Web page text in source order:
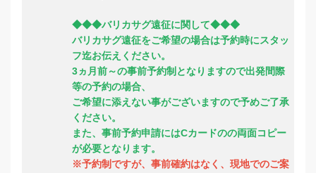
◆◆◆バリカサグ遠征に関して◆◆◆
バリカサグ遠征をご希望の場合は予約時にスタッ
フ迄お伝えください。
3ヵ月前～の事前予約制となりますので出発間際
等の予約の場合、
ご希望に添えない事がございますので予めご了承
ください。
また、事前予約申請にはCカードのの両面コピー
が必要となります。
※予約制ですが、事前確約はなく、現地でのご案